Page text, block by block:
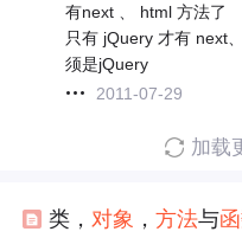
有next 、 html 方法了
只有 jQuery 才有 next
须是jQuery
2011-07-29
加载
类， 对象 ，方法与